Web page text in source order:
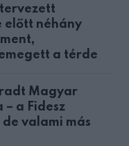
előtt néhány
a térde
Magyar
– a Fidesz
valami más